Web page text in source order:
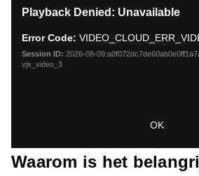
modal
window.
Playback Denied: Unavailable
Error Code:
Session ID: 2026-08-
vjs_video_3
OK
Waarom is het